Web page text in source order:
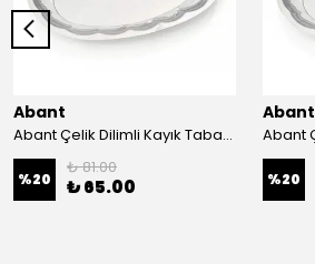
Abant
Abant Çelik Dilimli Kayık Tabak No:1 ; 14x21 cm.
%20
₺ 81.00
₺ 65.00
Abant
%20